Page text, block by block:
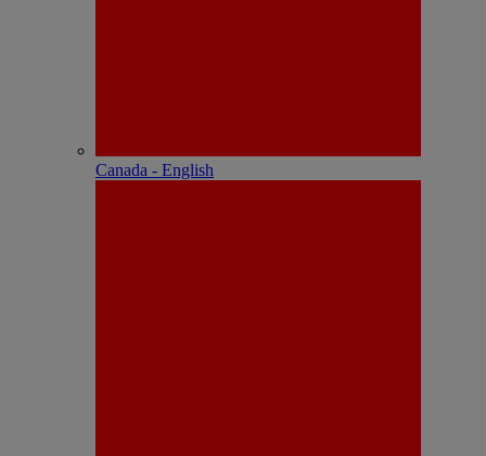
Canada - English